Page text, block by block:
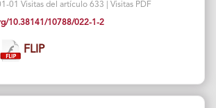
01 Visitas del artículo 633 | Visitas PDF
10.38141/10788/022-1-2
FLIP